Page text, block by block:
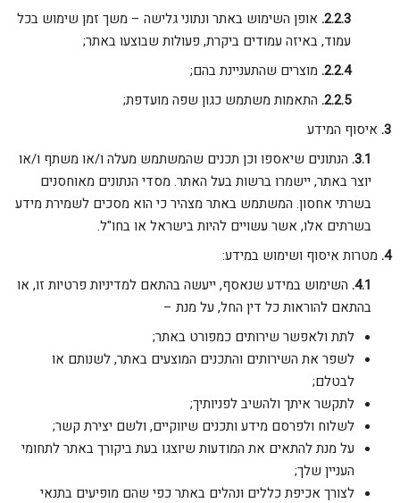
אופן השימוש באתר ונתוני גלישה – משך זמן שימוש בכל
עמוד, באיזה עמודים ביקרת, פעולות שבוצעו באתר;
מוצרים שהתעניינת בהם;
התאמות משתמש כגון שפה מועדפת;
איסוף המידע
הנתונים שיאספו וכן תכנים שהמשתמש מעלה ו/או משתף ו/או
יוצר באתר, יישמרו ברשות בעל האתר. מסדי הנתונים מאוחסנים
בשרתי אחסון. המשתמש באתר מצהיר כי הוא מסכים לשמירת מידע
בשרתים אלו, אשר עשויים להיות בישראל או בחו"ל.
מטרות איסוף ושימוש במידע:
השימוש במידע שנאסף, ייעשה בהתאם למדיניות פרטיות זו, או
בהתאם להוראות כל דין החל, על מנת –
לתת ולאפשר שירותים כמפורט באתר;
לשפר את השירותים והתכנים המוצעים באתר, לשנותם או
לבטלם;
לתקשר איתך ולהשיב לפניותיך;
לשלוח ולפרסם מידע ותכנים שיווקיים, ולשם יצירת קשר;
על מנת להתאים את המודעות שיוצגו בעת ביקורך באתר לתחומי
העניין שלך;
לצורך אכיפת כללים ונהלים באתר כפי שהם מופיעים בתנאי